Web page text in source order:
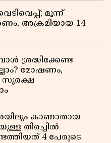
മൂന്ന്
അക്രമിയായ 14
ശ്രദ്ധിക്കേണ്ട
മോഷണം,
സുരക്ഷ
കാണാതായ
തിരച്ചിൽ
4 പേരുടെ